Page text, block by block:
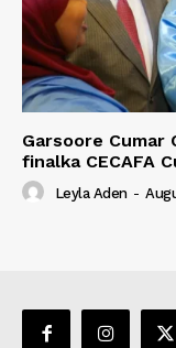
Garsoore Cumar
finalka CECAFA
Leyla Aden -